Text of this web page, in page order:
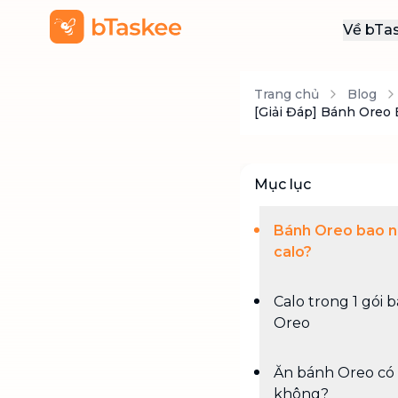
Về
Trang chủ Blog
[Giải Đáp] Bánh Oreo
Mục lục
Bánh Oreo bao
calo?
Calo trong 1 gói
Oreo
Ăn bánh Oreo có
không?